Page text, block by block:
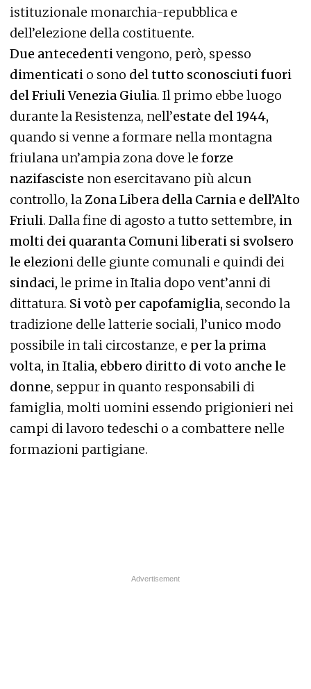
istituzionale monarchia-repubblica e
dell’elezione della costituente.
Due antecedentivengono, però, spesso
dimenticati o sono del tutto sconosciuti fuori
del Friuli Venezia Giulia. Il primo ebbe luogo
durante la Resistenza, nell’estate del 1944,
quando si venne a formare nella montagna
friulana un’ampia zona dove le forze
nazifasciste non esercitavano più alcun
controllo, laZona Libera della Carnia e dell’Alto
Friuli. Dalla fine di agosto a tutto settembre, in
molti dei quaranta Comuni liberati si svolsero
le elezioni delle giunte comunali e quindi dei
sindaci, le prime in Italia dopo vent’anni di
dittatura. Si votò per capofamiglia, secondo la
tradizione delle latterie sociali, l’unico modo
possibile in tali circostanze, e per la prima
volta, in Italia, ebbero diritto di voto anche le
donne, seppur in quanto responsabili di
famiglia, molti uomini essendo prigionieri nei
campi di lavoro tedeschi o a combattere nelle
formazioni partigiane.